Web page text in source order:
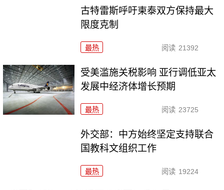
古特雷斯呼吁柬泰双方保持最大
限度克制
最热 阅读 21392
受美滥施关税影响 亚行调低亚太
发展中经济体增长预期
最热 阅读 23725
外交部：中方始终坚定支持联合
国教科文组织工作
最热 阅读 19224